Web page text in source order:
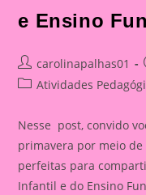
e Ensino
Post
author:
carolinapalhas01
PostAtividades
Nesse post, convido
primavera por meio
perfeitas para
Infantil e do Ensino